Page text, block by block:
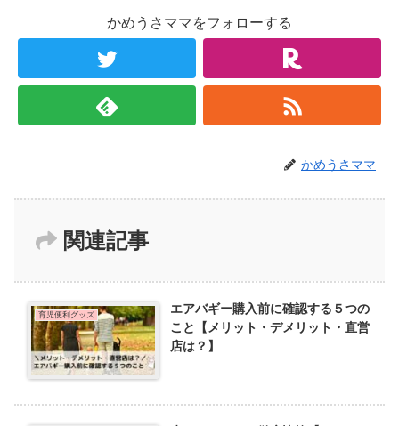
かめうさママをフォローする
かめうさママ
関連記事
育児便利グッズ
エアバギー購入前に確認する５つの
こと【メリット・デメリット・直営
店は？】